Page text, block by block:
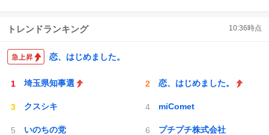
トレンドランキング 10:36時点
恋、はじめました。
埼玉県知事選 恋、はじめました。
クスシキ miComet
いのちの党 プチプチ株式会社